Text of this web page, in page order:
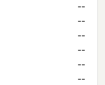
--
--
--
--
--
--